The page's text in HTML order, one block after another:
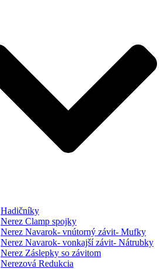
Hadičníky
Nerez Clamp spojky
Nerez Navarok- vnútorný závit- Mufky
Nerez Navarok- vonkajší závit- Nátrubky
Nerez Záslepky so závitom
Nerezová Redukcia